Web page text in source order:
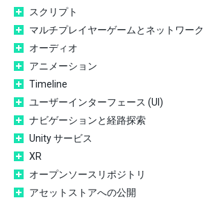
スクリプト
マルチプレイヤーゲームとネットワーク
オーディオ
アニメーション
Timeline
ユーザーインターフェース (UI)
ナビゲーションと経路探索
Unity サービス
XR
オープンソースリポジトリ
アセットストアへの公開